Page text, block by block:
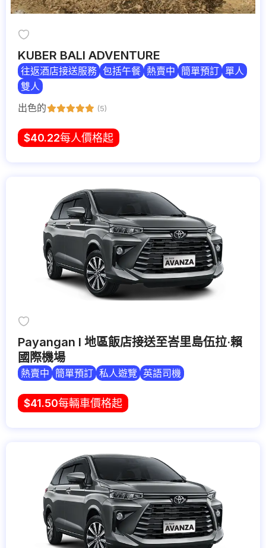
KUBER BALI ADVENTURE
往返酒店接送服務 包括午餐 熱賣中 簡單預訂 單人
雙人
出色的
(5)
$40.22每人價格起
Payangan I 地區飯店接送至峇里島伍拉·賴
國際機場
熱賣中 簡單預訂 私人遊覽 英語司機
$41.50每輛車價格起